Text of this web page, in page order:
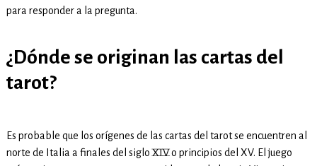
para responder a la pregunta.
¿Dónde se originan las cartas del
tarot?
Es probable que los orígenes de las cartas del tarot se encuentren al
norte de Italia a finales del siglo XIV o principios del XV. El juego